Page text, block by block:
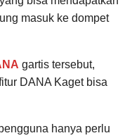
masuk ke dompet
gartis tersebut,
DANA Kaget bisa
hanya perlu